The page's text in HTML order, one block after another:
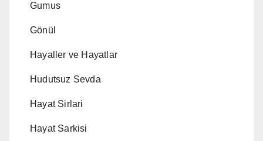
Gumus
Gönül
Hayaller ve Hayatlar
Hudutsuz Sevda
Hayat Sirlari
Hayat Sarkisi